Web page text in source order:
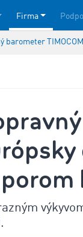
Firma
barometer